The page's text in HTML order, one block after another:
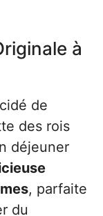
à
de
des rois
déjeuner
, parfaite
du